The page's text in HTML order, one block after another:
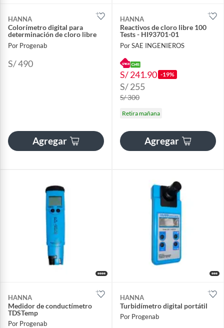
HANNA
Colorímetro digital para
determinación de cloro libre
Por Progenab
S/ 490
Agregar
HANNA
Reactivos de cloro libre 100
Tests - HI93701-01
Por SAE INGENIEROS
S/ 241.90 -19%
S/ 255
S/ 300
Retira mañana
Agregar
HANNA
Medidor de conductímetro
TDSTemp
Por Progenab
HANNA
Turbidímetro digital portátil
Por Progenab